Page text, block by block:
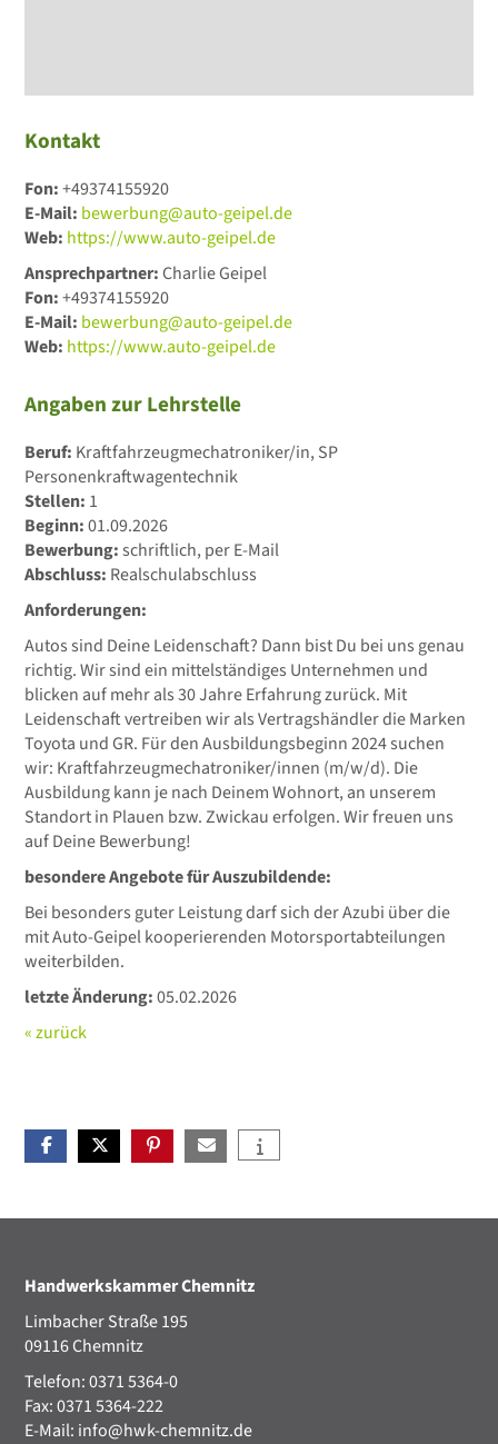
Kontakt
Fon:+49374155920
E-Mail: bewerbung@auto-geipel.de
Web: https://www.auto-geipel.de
Ansprechpartner:Charlie Geipel
Fon:+49374155920
E-Mail: bewerbung@auto-geipel.de
Web: https://www.auto-geipel.de
Angaben zur Lehrstelle
Beruf: Kraftfahrzeugmechatroniker/in, SP
Personenkraftwagentechnik
Stellen: 1
Beginn:01.09.2026
Bewerbung:schriftlich, per E-Mail
Abschluss: Realschulabschluss
Anforderungen:
Autos sind Deine Leidenschaft? Dann bist Du bei uns genau
richtig. Wir sind ein mittelständiges Unternehmen und
blicken auf mehr als 30 Jahre Erfahrung zurück. Mit
Leidenschaft vertreiben wir als Vertragshändler die Marken
Toyota und GR. Für den Ausbildungsbeginn 2024 suchen
wir: Kraftfahrzeugmechatroniker/innen (m/w/d). Die
Ausbildung kann je nach Deinem Wohnort, an unserem
Standort in Plauen bzw. Zwickau erfolgen. Wir freuen uns
auf Deine Bewerbung!
besondere Angebote für Auszubildende:
Bei besonders guter Leistung darf sich der Azubi über die
mit Auto-Geipel kooperierenden Motorsportabteilungen
weiterbilden.
letzte Änderung:05.02.2026
« zurück
Handwerkskammer Chemnitz
Limbacher Straße 195
09116 Chemnitz
Telefon: 0371 5364-0
Fax: 0371 5364-222
E-Mail: info@hwk-chemnitz.de